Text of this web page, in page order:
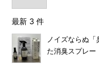
最新 3 件
ノイズならぬ
た消臭スプレー